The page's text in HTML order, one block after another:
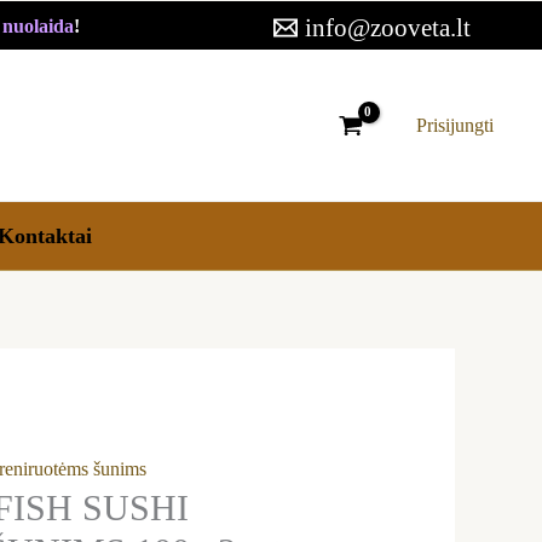
! info@zooveta.lt
Prisijungti
šunims
SUSHI